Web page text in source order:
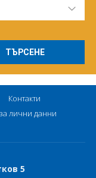
Контакти
лични данни
5